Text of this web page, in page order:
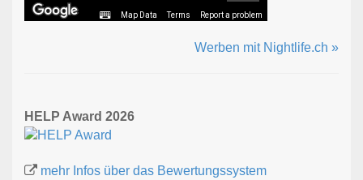
Map Data Terms Report a problem
Werben mit Nightlife.ch »
HELP Award 2026
mehr Infos über das Bewertungssystem